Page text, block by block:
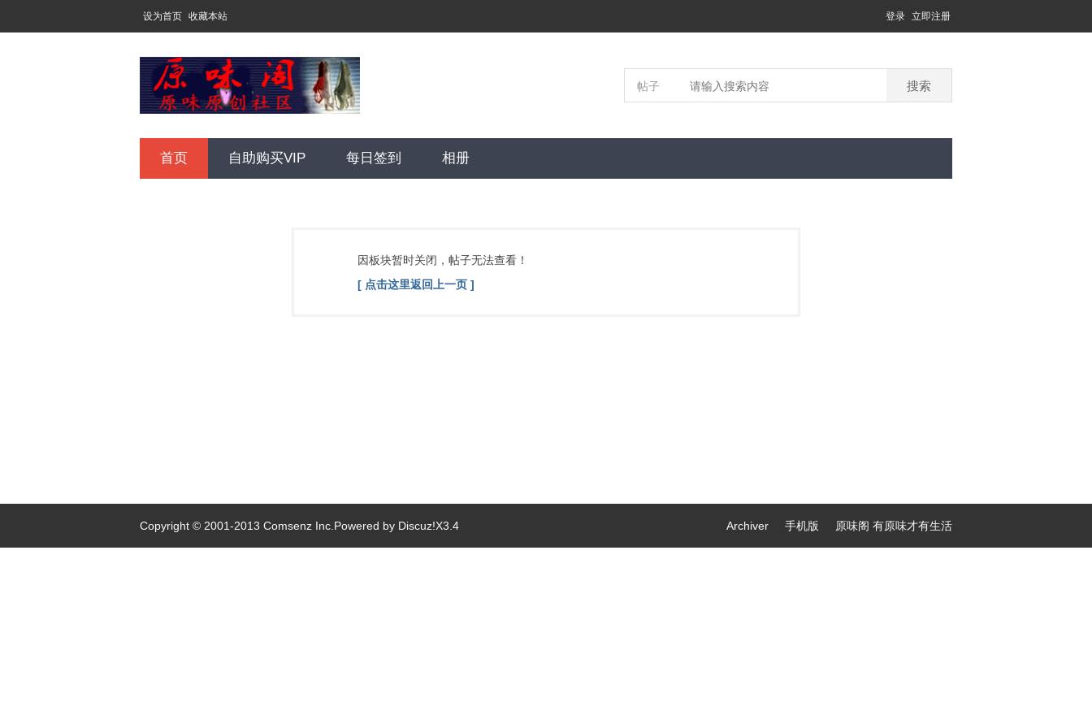
设为首页 收藏本站 登录 立即注册
帖子 搜索
首页 自助购买VIP 每日签到 相册
因板块暂时关闭，帖子无法查看！
[ 点击这里返回上一页 ]
Copyright © 2001-2013 Comsenz Inc. Powered by Discuz!X3.4 Archiver 手机版 原味阁 有原味才有生活